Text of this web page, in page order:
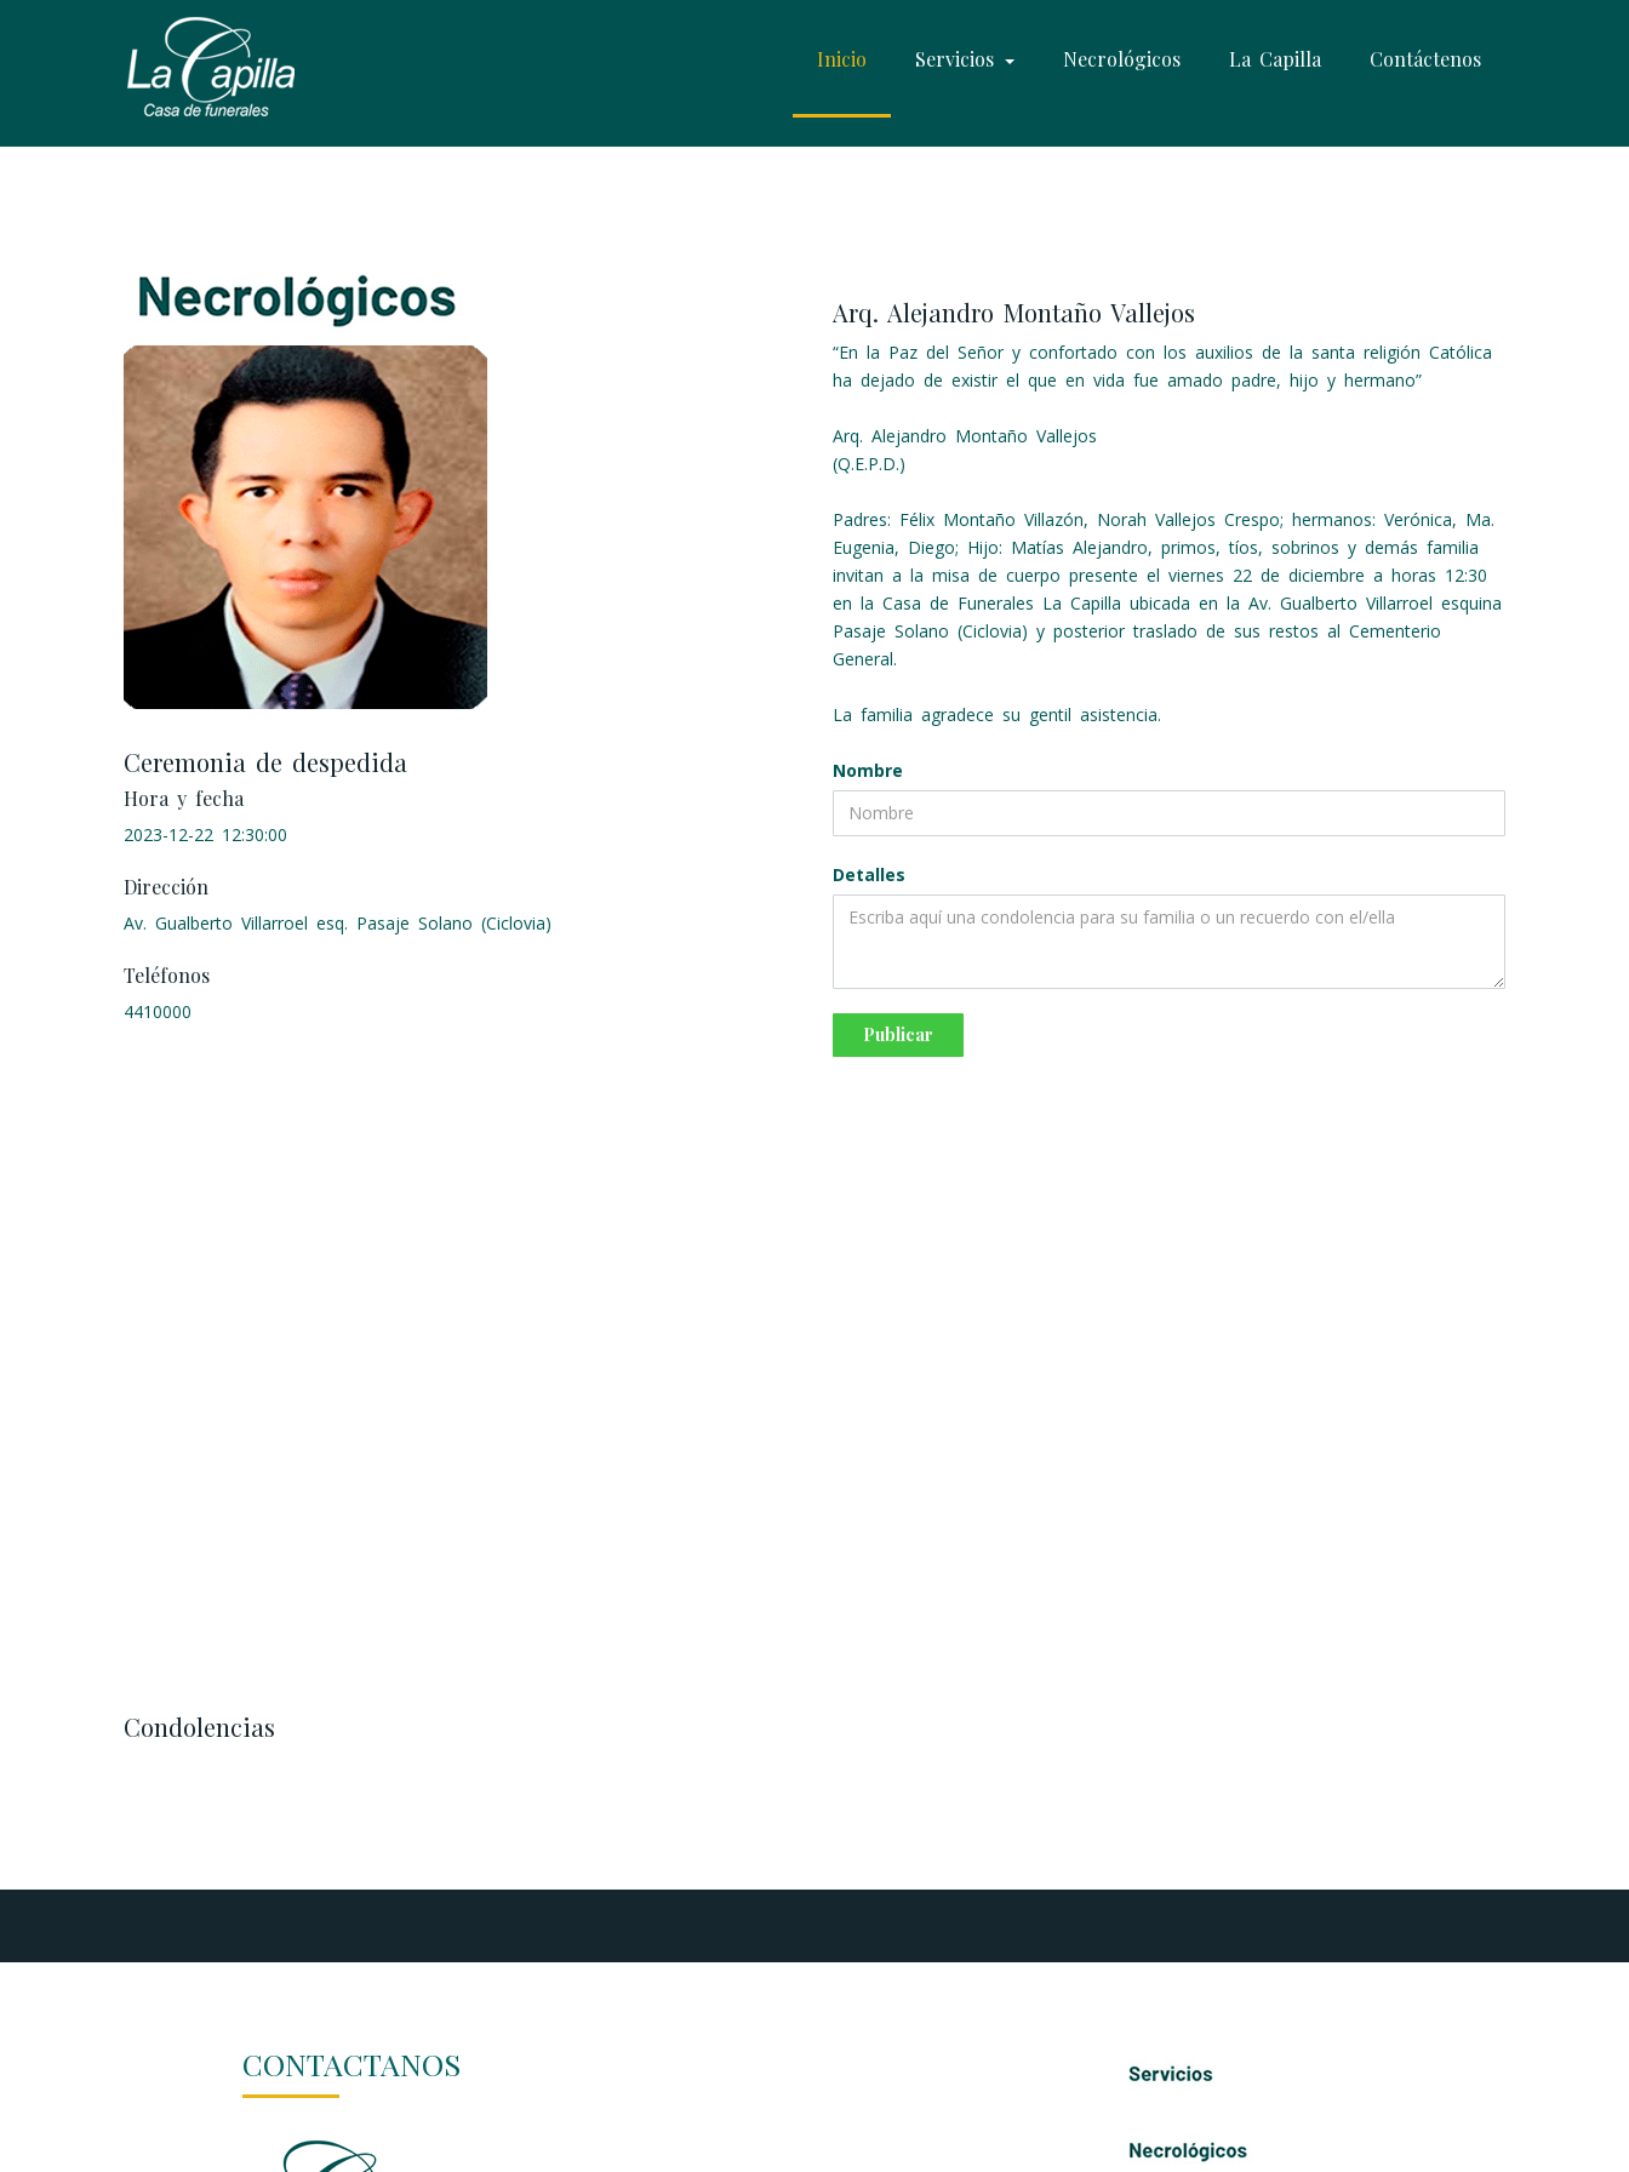
Inicio Servicios Necrológicos La Capilla Contáctenos
Ceremonia de despedida
Hora y fecha
2023-12-22 12:30:00
Dirección
Av. Gualberto Villarroel esq. Pasaje Solano (Ciclovia)
Teléfonos
4410000
Arq. Alejandro Montaño Vallejos
“En la Paz del Señor y confortado con los auxilios de la santa religión Católica
ha dejado de existir el que en vida fue amado padre, hijo y hermano”
Arq. Alejandro Montaño Vallejos
(Q.E.P.D.)
Padres: Félix Montaño Villazón, Norah Vallejos Crespo; hermanos: Verónica, Ma.
Eugenia, Diego; Hijo: Matías Alejandro, primos, tíos, sobrinos y demás familia
invitan a la misa de cuerpo presente el viernes 22 de diciembre a horas 12:30
en la Casa de Funerales La Capilla ubicada en la Av. Gualberto Villarroel esquina
Pasaje Solano (Ciclovia) y posterior traslado de sus restos al Cementerio
General.
La familia agradece su gentil asistencia.
Nombre
Detalles
Condolencias
CONTACTANOS